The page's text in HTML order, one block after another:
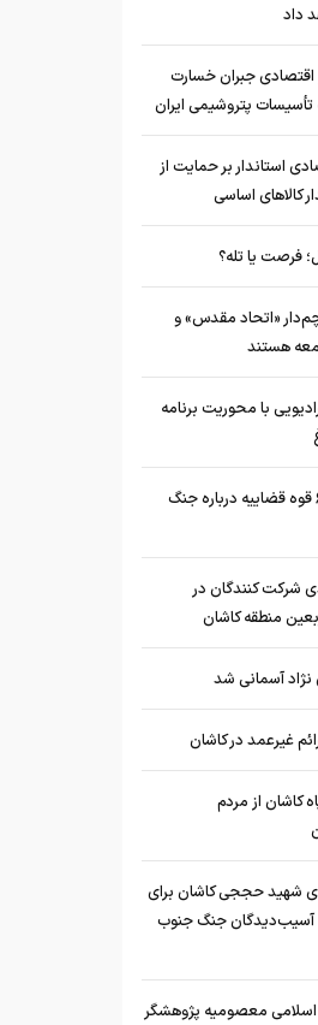
داد
جبران خسارت
پتروشیمی ایران
استاندار بر حمایت از
کالاهای اساسی
فرصت یا تله؟
«اتحاد مقدس» و
هستند
با محوریت برنامه
اطلاعیه شماره ۶۵ قوه قضاییه درباره جنگ
درصدی شرکت کنندگان در
منطقه کاشان
آسمانی شد
کاشان از مردم
شهید حججی کاشان برای
آسیب‌دیدگان جنگ جنوب
معصومیه پژوهشگر